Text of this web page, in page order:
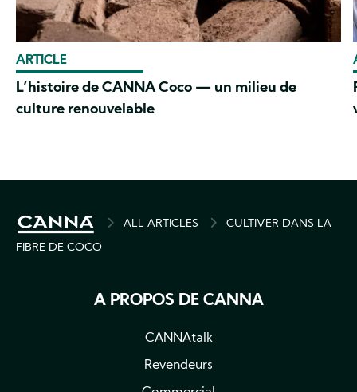
ARTICLE
L’histoire de CANNA Coco — un milieu de
culture renouvelable
BREADCRUMBALL ARTICLES
CULTIVER DANS LA
FIBRE DE COCO
A PROPOS DE CANNA
CANNAtalk
Revendeurs